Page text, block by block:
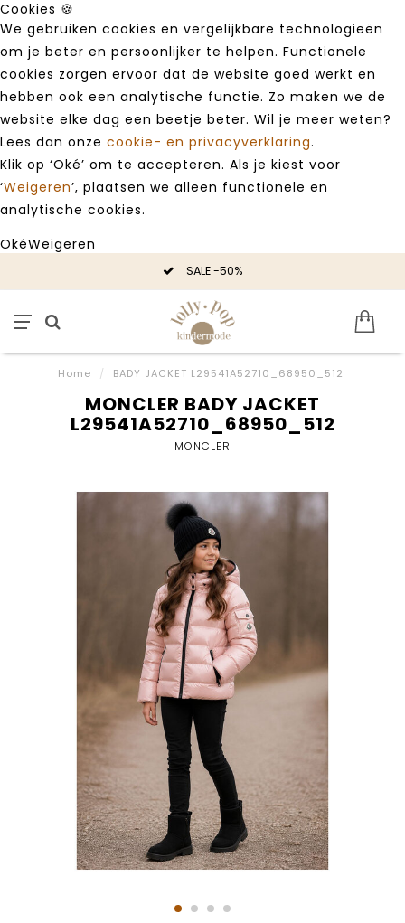
Cookies 🍪
We gebruiken cookies en vergelijkbare technologieën
om je beter en persoonlijker te helpen. Functionele
cookies zorgen ervoor dat de website goed werkt en
hebben ook een analytische functie. Zo maken we de
website elke dag een beetje beter. Wil je meer weten?
Lees dan onze cookie- en privacyverklaring.
Klik op ‘Oké’ om te accepteren. Als je kiest voor
‘Weigeren’, plaatsen we alleen functionele en
analytische cookies.
OkéWeigeren
SALE -50%
Home / BADY JACKET L29541A52710_68950_512
MONCLER BADY JACKET
L29541A52710_68950_512
MONCLER